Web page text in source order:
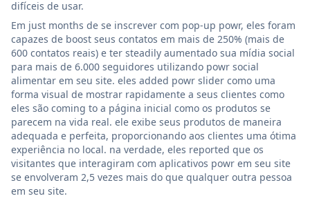
difíceis de usar.
Em just months de se inscrever com pop-up powr, eles foram
capazes de boost seus contatos em mais de 250% (mais de
600 contatos reais) e ter steadily aumentado sua mídia social
para mais de 6.000 seguidores utilizando powr social
alimentar em seu site. eles added powr slider como uma
forma visual de mostrar rapidamente a seus clientes como
eles são coming to a página inicial como os produtos se
parecem na vida real. ele exibe seus produtos de maneira
adequada e perfeita, proporcionando aos clientes uma ótima
experiência no local. na verdade, eles reported que os
visitantes que interagiram com aplicativos powr em seu site
se envolveram 2,5 vezes mais do que qualquer outra pessoa
em seu site.